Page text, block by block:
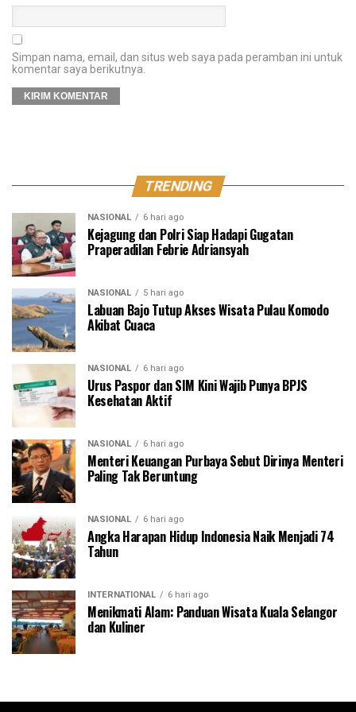
Simpan nama, email, dan situs web saya pada peramban ini untuk
komentar saya berikutnya.
TRENDING
NASIONAL 6 hari ago
Kejagung dan Polri Siap Hadapi Gugatan
Praperadilan Febrie Adriansyah
NASIONAL 5 hari ago
Labuan Bajo Tutup Akses Wisata Pulau Komodo
Akibat Cuaca
NASIONAL 6 hari ago
Urus Paspor dan SIM Kini Wajib Punya BPJS
Kesehatan Aktif
NASIONAL 6 hari ago
Menteri Keuangan Purbaya Sebut Dirinya Menteri
Paling Tak Beruntung
NASIONAL 6 hari ago
Angka Harapan Hidup Indonesia Naik Menjadi 74
Tahun
INTERNATIONAL 6 hari ago
Menikmati Alam: Panduan Wisata Kuala Selangor
dan Kuliner